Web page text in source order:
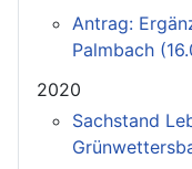
Antrag:
Palmbach
2020
Sachstand